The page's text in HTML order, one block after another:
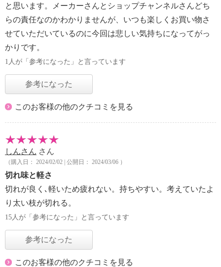
と思います。メーカーさんとショップチャンネルさんどち
らの責任なのかわかりませんが、いつも楽しくお買い物さ
せていただいているのに今回は悲しい気持ちになってがっ
かりです。
1人が「参考になった」と言っています
参考になった
このお客様の他のクチコミを見る
しんさん さん
（購入日： 2024/02/02 | 公開日： 2024/03/06 ）
切れ味と軽さ
切れが良く､軽いため疲れない。持ちやすい。考えていたよ
り太い枝が切れる。
15人が「参考になった」と言っています
参考になった
このお客様の他のクチコミを見る